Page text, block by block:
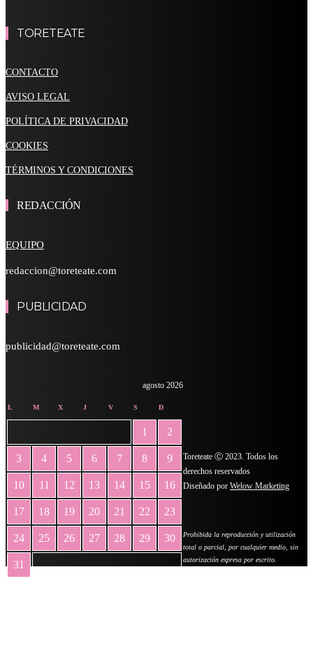
TORETEATE
CONTACTO
AVISO LEGAL
POLÍTICA DE PRIVACIDAD
COOKIES
TÉRMINOS Y CONDICIONES
REDACCIÓN
EQUIPO
redaccion@toreteate.com
PUBLICIDAD
publicidad@toreteate.com
agosto 2026
L M X J V S D
1 2
3 4 5 6 7 8 9
10 11 12 13 14 15 16
17 18 19 20 21 22 23
24 25 26 27 28 29 30
31
Toreteate Ⓒ 2023. Todos los
derechos reservados
Diseñado por Welow Marketing
Prohibida la reproducción y utilización
total o parcial, por cualquier medio, sin
autorización expresa por escrito.